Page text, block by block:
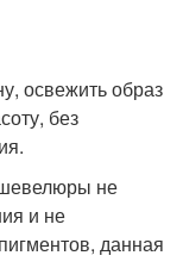
освежить образ
без
шевелюры не
и не
данная